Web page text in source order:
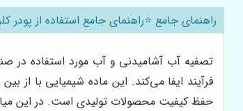
راهنمای جامع ⭐️راهنمای جامع استفاده از پودر
تصفیه آب آشامیدنی و آب مورد استفاده در
فرآیند ایفا می‌کند. این ماده شیمیایی با از
حفظ کیفیت محصولات تولیدی است. در این